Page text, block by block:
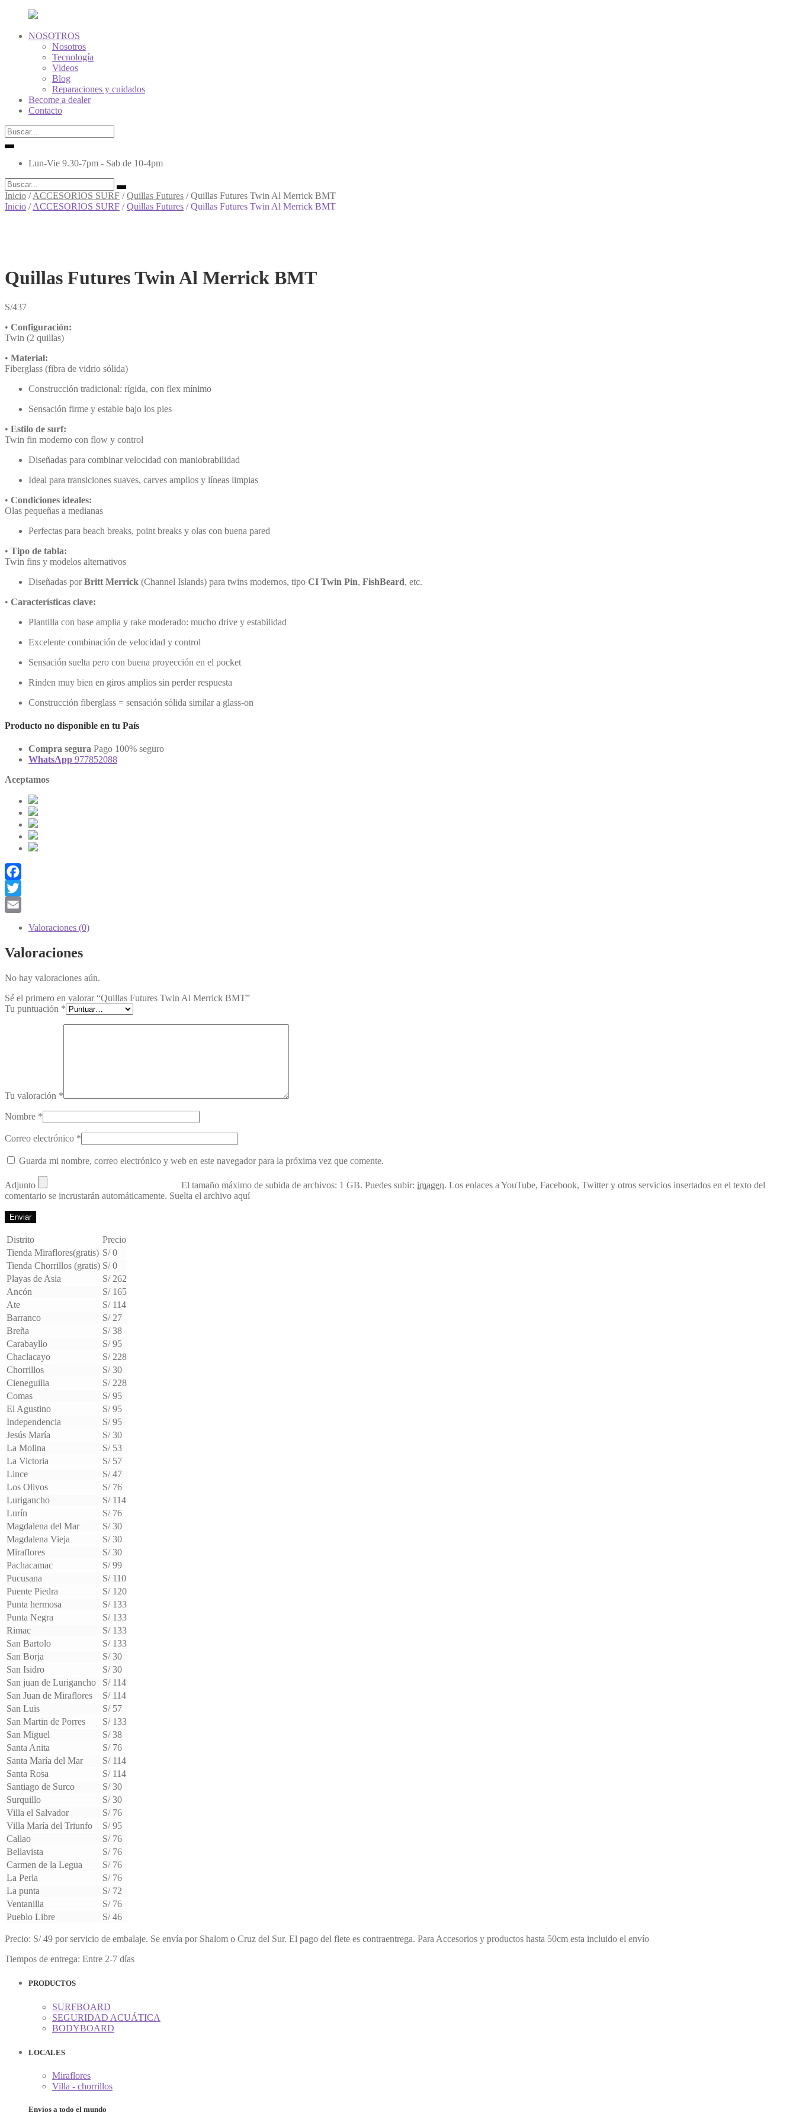
NOSOTROS
Nosotros
Tecnología
Videos
Blog
Reparaciones y cuidados
Become a dealer
Contacto
Lun-Vie 9.30-7pm - Sab de 10-4pm
Inicio /ACCESORIOS SURF /Quillas Futures /Quillas Futures Twin Al Merrick BMT
Inicio / ACCESORIOS SURF / Quillas Futures / Quillas Futures Twin Al Merrick BMT
Quillas Futures Twin Al Merrick BMT
S/437
• Configuración:
Twin (2 quillas)
• Material:
Fiberglass (fibra de vidrio sólida)
Construcción tradicional: rígida, con flex mínimo
Sensación firme y estable bajo los pies
• Estilo de surf:
Twin fin moderno con flow y control
Diseñadas para combinar velocidad con maniobrabilidad
Ideal para transiciones suaves, carves amplios y líneas limpias
• Condiciones ideales:
Olas pequeñas a medianas
Perfectas para beach breaks, point breaks y olas con buena pared
• Tipo de tabla:
Twin fins y modelos alternativos
Diseñadas porBritt Merrick (Channel Islands) para twins modernos, tipo CI Twin Pin, FishBeard, etc.
• Características clave:
Plantilla con base amplia y rake moderado: mucho drive y estabilidad
Excelente combinación de velocidad y control
Sensación suelta pero con buena proyección en el pocket
Rinden muy bien en giros amplios sin perder respuesta
Construcción fiberglass = sensación sólida similar a glass-on
Producto no disponible en tu País
Compra segura Pago 100% seguro
WhatsApp 977852088
Aceptamos
Facebook
Twitter
Valoraciones (0)
Valoraciones
No hay valoraciones aún.
Sé el primero en valorar “Quillas Futures Twin Al Merrick BMT”
Tu puntuación *
Tu valoración *
Nombre *
Correo electrónico *
Guarda mi nombre, correo electrónico y web en este navegador para la próxima vez que comente.
Adjunto El tamaño máximo de subida de archivos: 1 GB. Puedes subir: imagen. Los enlaces a YouTube, Facebook, Twitter y otros servicios insertados en el texto del
comentario se incrustarán automáticamente. Suelta el archivo aquí
Distrito
Precio
Tienda Miraflores(gratis) S/ 0
Tienda Chorrillos (gratis) S/ 0
Playas de Asia
S/ 262
Ancón
S/ 165
Ate
S/ 114
Barranco
S/ 27
Breña
S/ 38
Carabayllo
S/ 95
Chaclacayo
S/ 228
Chorrillos
S/ 30
Cieneguilla
S/ 228
Comas
S/ 95
El Agustino
S/ 95
Independencia
S/ 95
Jesús María
S/ 30
La Molina
S/ 53
La Victoria
S/ 57
Lince
S/ 47
Los Olivos
S/ 76
Lurigancho
S/ 114
Lurín
S/ 76
Magdalena del Mar
S/ 30
Magdalena Vieja
S/ 30
Miraflores
S/ 30
Pachacamac
S/ 99
Pucusana
S/ 110
Puente Piedra
S/ 120
Punta hermosa
S/ 133
Punta Negra
S/ 133
Rimac
S/ 133
San Bartolo
S/ 133
San Borja
S/ 30
San Isidro
S/ 30
San juan de Lurigancho
S/ 114
San Juan de Miraflores
S/ 114
San Luis
S/ 57
San Martin de Porres
S/ 133
San Miguel
S/ 38
Santa Anita
S/ 76
Santa María del Mar
S/ 114
Santa Rosa
S/ 114
Santiago de Surco
S/ 30
Surquillo
S/ 30
Villa el Salvador
S/ 76
Villa María del Triunfo
S/ 95
Callao
S/ 76
Bellavista
S/ 76
Carmen de la Legua
S/ 76
La Perla
S/ 76
La punta
S/ 72
Ventanilla
S/ 76
Pueblo Libre
S/ 46
Precio: S/ 49 por servicio de embalaje. Se envía por Shalom o Cruz del Sur. El pago del flete es contraentrega. Para Accesorios y productos hasta 50cm esta incluido el envío
Tiempos de entrega: Entre 2-7 días
PRODUCTOS
SURFBOARD
SEGURIDAD ACUÁTICA
BODYBOARD
LOCALES
Miraflores
Villa - chorrillos
Envíos a todo el mundo